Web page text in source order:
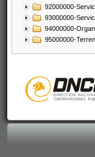
92000000-
93000000-
94000000-
95000000-